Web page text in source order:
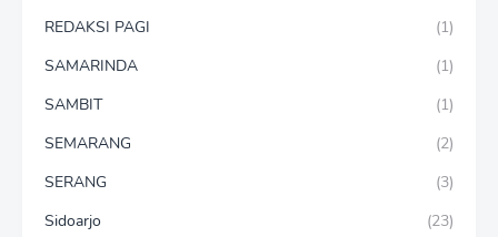
REDAKSI PAGI
(1)
SAMARINDA
(1)
SAMBIT
(1)
SEMARANG
(2)
SERANG
(3)
Sidoarjo
(23)